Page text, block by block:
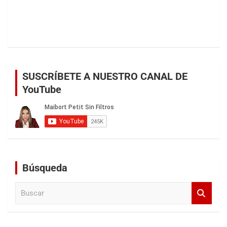
SUSCRÍBETE A NUESTRO CANAL DE
YouTube
Búsqueda